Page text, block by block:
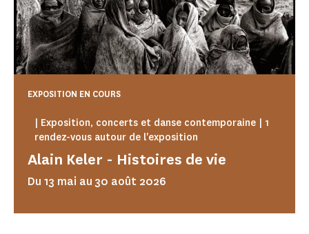
Alain Keler - Histoires de vie
| Exposition, concerts et danse contemporaine | 1
rendez-vous autour de l'exposition
Du 13 mai au 30 août 2026
EXPOSITION EN COURS